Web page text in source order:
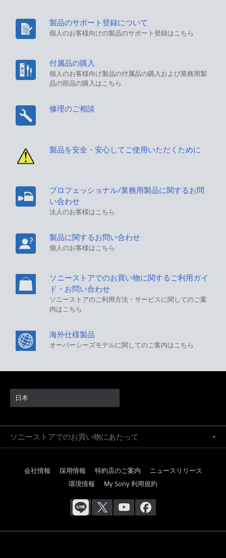
製品のサポート登録について
個人のお客様向けの製品のサポート登録はこちら
付属品の購入
個人のお客様向け製品の付属品の購入および業務用製
品の部品の購入はこちら
修理のご相談
製品を安全・安心してご使用いただくために
プロフェッショナル/業務用製品に関するお問
い合わせ
法人のお客様はこちら
製品に関するお問い合わせ
個人のお客様はこちら
ソニーストアでのお買い物に関するご利用ガイ
ド・お問い合わせ
ソニーストアのご利用方法・サービスに関してのご案
内はこちら
海外仕様製品
オーバーシーズモデルに関してのご案内はこちら
日本
ソニーストアでのお買い物にあたって
会社情報 採用情報 特約店のご案内
ニュースリリース
環境情報
My Sony 利用規約